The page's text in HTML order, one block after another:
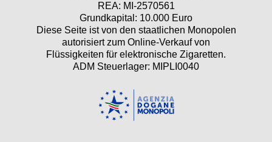
REA: MI-2570561
Grundkapital: 10.000 Euro
Diese Seite ist von den staatlichen Monopolen
autorisiert zum Online-Verkauf von
Flüssigkeiten für elektronische Zigaretten.
ADM Steuerlager: MIPLI0040